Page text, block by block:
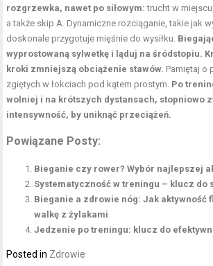
rozgrzewka, nawet po siłowym: trucht w
a także skip A. Dynamiczne rozciąganie, takie jak
doskonale przygotuje mięśnie do wysiłku.
wyprostowaną sylwetkę i ląduj na śródstopiu.
kroki zmniejszą obciążenie stawów. Pamiętaj o
zgiętych w łokciach pod kątem prostym. Po
wolniej i na krótszych dystansach, stopniowo
intensywność, by uniknąć przeciążeń.
Powiązane Posty:
Bieganie czy rower? Wybór najlepszej
Systematyczność w treningu – klucz do
Bieganie a zdrowie nóg: Jak aktywność
walkę z żylakami
Jedzenie po treningu: klucz do
Posted in Zdrowie